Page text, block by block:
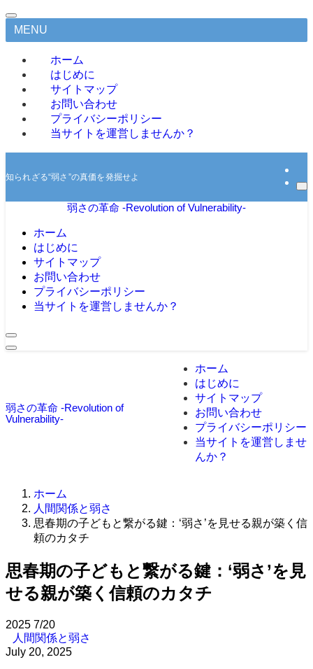
MENU
ホーム
はじめに
サイトマップ
お問い合わせ
プライバシーポリシー
当サイトを運営しませんか？
知られざる“弱さ”の真価を発掘せよ
弱さの革命 -Revolution of Vulnerability-
ホーム
はじめに
サイトマップ
お問い合わせ
プライバシーポリシー
当サイトを運営しませんか？
弱さの革命 -Revolution of
Vulnerability-
ホーム
はじめに
サイトマップ
お問い合わせ
プライバシーポリシー
当サイトを運営しませ
んか？
ホーム
人間関係と弱さ
思春期の子どもと繋がる鍵：‘弱さ’を見せる親が築く信
頼のカタチ
思春期の子どもと繋がる鍵：‘弱さ’を見
せる親が築く信頼のカタチ
2025 7/20
人間関係と弱さ
July 20, 2025